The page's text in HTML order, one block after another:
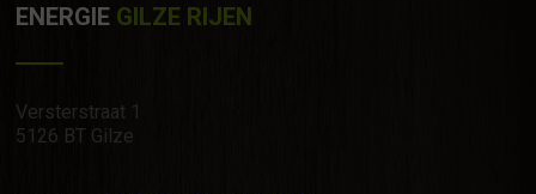
ENERGIE GILZE RIJEN
Versterstraat 1
5126 BT Gilze